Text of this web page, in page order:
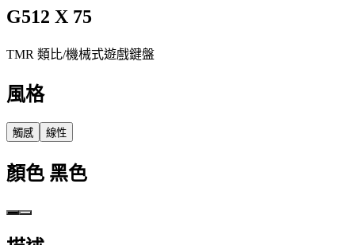
G512 X 75
TMR 類比/機械式遊戲鍵盤
風格
觸感 線性
顏色 黑色